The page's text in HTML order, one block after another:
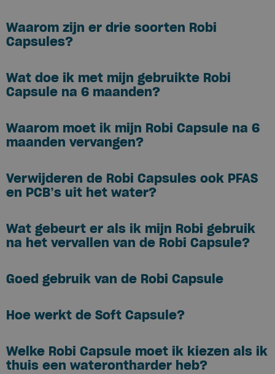
Waarom zijn er drie soorten Robi
Capsules?
Wat doe ik met mijn gebruikte Robi
Capsule na 6 maanden?
Waarom moet ik mijn Robi Capsule na 6
maanden vervangen?
Verwijderen de Robi Capsules ook PFAS
en PCB’s uit het water?
Wat gebeurt er als ik mijn Robi gebruik
na het vervallen van de Robi Capsule?
Goed gebruik van de Robi Capsule
Hoe werkt de Soft Capsule?
Welke Robi Capsule moet ik kiezen als ik
thuis een waterontharder heb?